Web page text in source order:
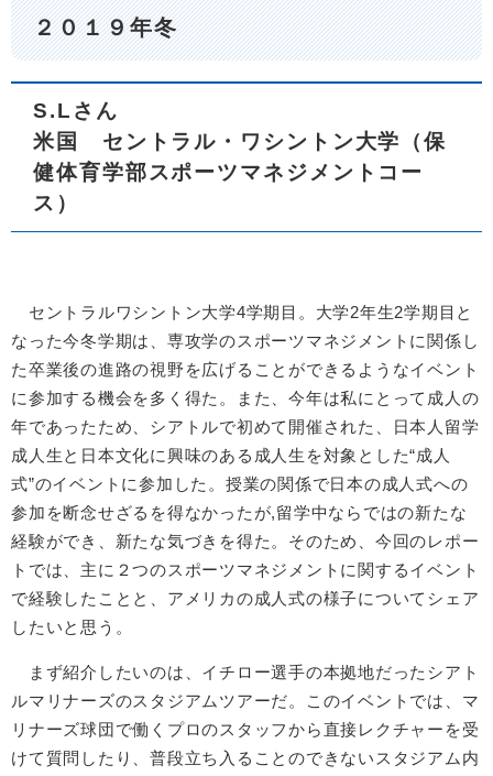
２０１９年冬
S.Lさん
米国 セントラル・ワシントン大学
（保
健体育学部スポーツマネジメントコー
ス）
セントラルワシントン大学4学期目。大学2年生2学期目と
なった今冬学期は、専攻学のスポーツマネジメントに関係し
た卒業後の進路の視野を広げることができるようなイベント
に参加する機会を多く得た。また、今年は私にとって成人の
年であったため、シアトルで初めて開催された、日本人留学
成人生と日本文化に興味のある成人生を対象とした“成人
式”のイベントに参加した。授業の関係で日本の成人式への
参加を断念せざるを得なかったが,留学中ならではの新たな
経験ができ、新たな気づきを得た。そのため、今回のレポー
トでは、主に２つのスポーツマネジメントに関するイベント
で経験したことと、アメリカの成人式の様子についてシェア
したいと思う。
まず紹介したいのは、イチロー選手の本拠地だったシアト
ルマリナーズのスタジアムツアーだ。このイベントでは、マ
リナーズ球団で働くプロのスタッフから直接レクチャーを受
けて質問したり、普段立ち入ることのできないスタジアム内